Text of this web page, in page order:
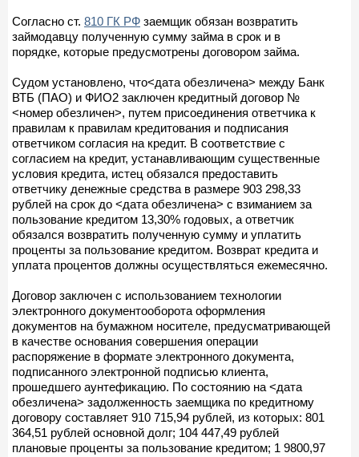
Согласно ст. 810 ГК РФ заемщик обязан возвратить
займодавцу полученную сумму займа в срок и в
порядке, которые предусмотрены договором займа.
Судом установлено, что<дата обезличена> между Банк
ВТБ (ПАО) и ФИО2 заключен кредитный договор №
<номер обезличен>, путем присоединения ответчика к
правилам к правилам кредитования и подписания
ответчиком согласия на кредит. В соответствие с
согласием на кредит, устанавливающим существенные
условия кредита, истец обязался предоставить
ответчику денежные средства в размере 903 298,33
рублей на срок до <дата обезличена> с взиманием за
пользование кредитом 13,30% годовых, а ответчик
обязался возвратить полученную сумму и уплатить
проценты за пользование кредитом. Возврат кредита и
уплата процентов должны осуществляться ежемесячно.
Договор заключен с использованием технологии
электронного документооборота оформления
документов на бумажном носителе, предусматривающей
в качестве основания совершения операции
распоряжение в формате электронного документа,
подписанного электронной подписью клиента,
прошедшего аунтефикацию. По состоянию на <дата
обезличена> задолженность заемщика по кредитному
договору составляет 910 715,94 рублей, из которых: 801
364,51 рублей основной долг; 104 447,49 рублей
плановые проценты за пользование кредитом; 1 9800,97